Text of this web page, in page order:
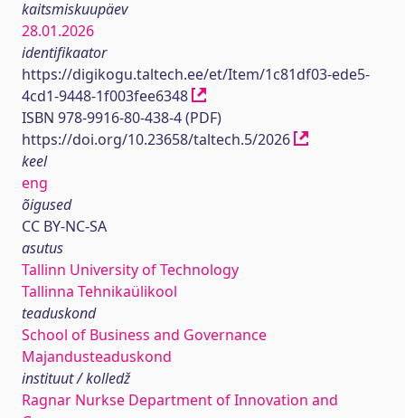
kaitsmiskuupäev
28.01.2026
identifikaator
https://digikogu.taltech.ee/et/Item/1c81df03-ede5-
4cd1-9448-1f003fee6348
ISBN 978-9916-80-438-4 (PDF)
https://doi.org/10.23658/taltech.5/2026
keel
eng
õigused
CC BY-NC-SA
asutus
Tallinn University of Technology
Tallinna Tehnikaülikool
teaduskond
School of Business and Governance
Majandusteaduskond
instituut / kolledž
Ragnar Nurkse Department of Innovation and